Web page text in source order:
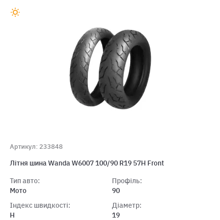
Артикул: 233848
Літня шина Wanda W6007 100/90 R19 57H Front
Тип авто:
Мото
Індекс швидкості:
H
Профіль:
90
Діаметр:
19